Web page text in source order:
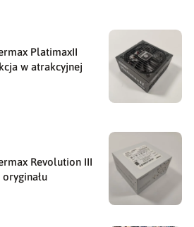
PlatimaxII
w atrakcyjnej
Revolution III
oryginału